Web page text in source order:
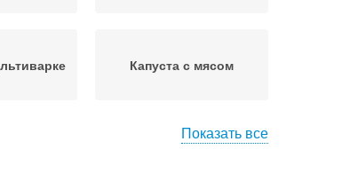
Капуста с мясом
Показать все